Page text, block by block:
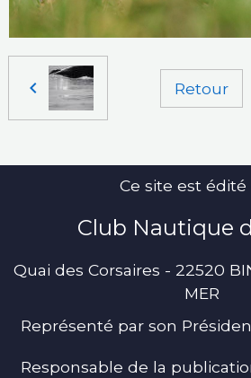
Retour
Ce site est édité
Club Nautique
Quai des Corsaires - 22520
MER
Représenté par son
Responsable de la